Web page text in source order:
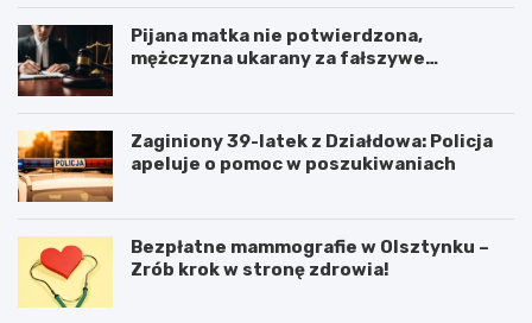
Pijana matka nie potwierdzona,
mężczyzna ukarany za fałszywe
Zaginiony 39-latek z Działdowa: Policja
apeluje o pomoc w poszukiwaniach
Bezpłatne mammografie w Olsztynku –
Zrób krok w stronę zdrowia!